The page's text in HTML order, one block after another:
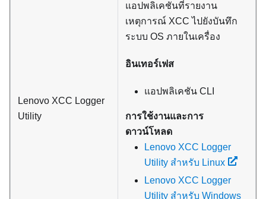
Lenovo XCC Logger
Utility
แอปพลิเคชันที่รายงาน
เหตุการณ์ XCC ไปยังบันทึก
ระบบ OS ภายในเครื่อง
อินเทอร์เฟส
แอปพลิเคชัน CLI
การใช้งานและการ
ดาวน์โหลด
Lenovo XCC Logger
Utility สำหรับ Linux
Lenovo XCC Logger
Utility สำหรับ Windows